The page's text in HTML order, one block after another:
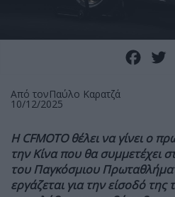
Από τονΠαύλο Καρατζά
10/12/2025
ΗCFMOTO θέλει να γίνει ο
την Κίνα που θα συμμετέχει
του Παγκόσμιου
εργάζεται για την είσοδό της